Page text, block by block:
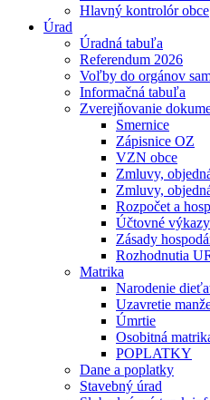
Hlavný kontrolór obce
Úrad
Úradná tabuľa
Referendum 2026
Voľby do orgánov
Informačná tabuľa
Zverejňovanie
Smernice
Zápisnice OZ
VZN obce
Zmluvy,
Zmluvy,
Rozpočet a
Účtovné výkazy
Zásady
Rozhodnutia
Matrika
Narodenie
Uzavretie
Úmrtie
Osobitná
POPLATKY
Dane a poplatky
Stavebný úrad